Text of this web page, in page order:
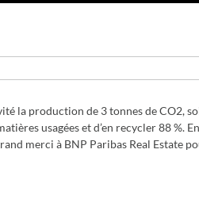
la production de 3 tonnes de CO2,
usagées et d’en recycler 88 %.
merci à BNP Paribas Real Estate